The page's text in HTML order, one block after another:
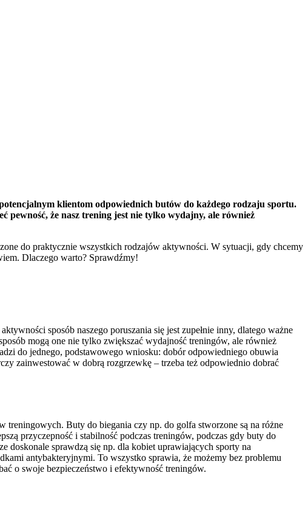
klientom odpowiednich butów do każdego rodzaju sportu.
że nasz trening jest nie tylko wydajny, ale również
do praktycznie wszystkich rodzajów aktywności. W sytuacji, gdy chcemy
Dlaczego warto? Sprawdźmy!
sposób naszego poruszania się jest zupełnie inny, dlatego ważne
mogą one nie tylko zwiększać wydajność treningów, ale również
do jednego, podstawowego wniosku: dobór odpowiedniego obuwia
zainwestować w dobrą rozgrzewkę – trzeba też odpowiednio dobrać
Buty do biegania czy np. do golfa stworzone są na różne
przyczepność i stabilność podczas treningów, podczas gdy buty do
doskonale sprawdzą się np. dla kobiet uprawiających sporty na
antybakteryjnymi. To wszystko sprawia, że możemy bez problemu
o swoje bezpieczeństwo i efektywność treningów.